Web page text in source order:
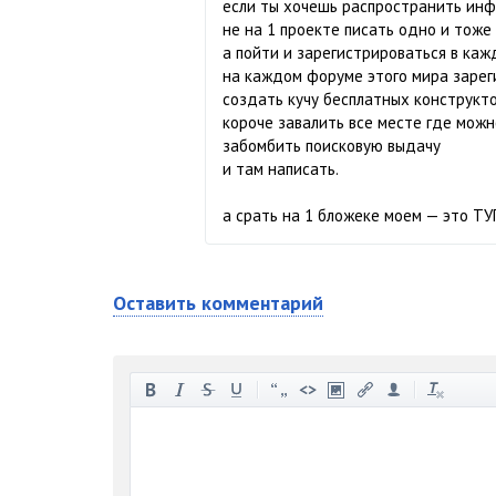
если ты хочешь распространить
не на 1 проекте писать одно и тоже
а пойти и зарегистрироваться в
на каждом форуме этого мира
создать кучу бесплатных
короче завалить все месте где
забомбить поисковую выдачу
и там написать.
а срать на 1 бложеке моем — это
Оставить комментарий